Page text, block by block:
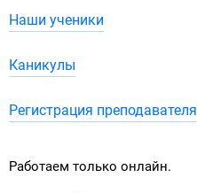
Наши ученики
Каникулы
Регистрация преподавателя
Работаем только онлайн.